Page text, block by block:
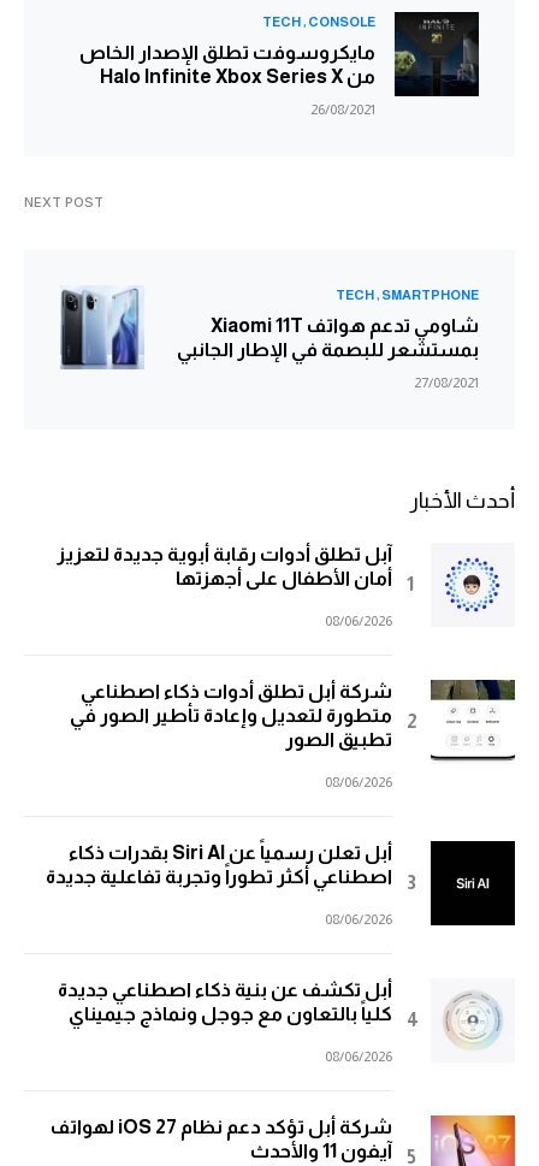
CONSOLE
TECH
مايكروسوفت تطلق الإصدار الخاص
من Halo Infinite Xbox Series X
26/08/2021
NEXT POST
SMARTPHONE
TECH
شاومي تدعم هواتف Xiaomi 11T
بمستشعر للبصمة في الإطار الجانبي
27/08/2021
أحدث الأخبار
آبل تطلق أدوات رقابة أبوية جديدة لتعزيز
أمان الأطفال على أجهزتها
08/06/2026
شركة أبل تطلق أدوات ذكاء اصطناعي
متطورة لتعديل وإعادة تأطير الصور في
تطبيق الصور
08/06/2026
أبل تعلن رسمياً عن Siri AI بقدرات ذكاء
اصطناعي أكثر تطوراً وتجربة تفاعلية جديدة
08/06/2026
أبل تكشف عن بنية ذكاء اصطناعي جديدة
كلياً بالتعاون مع جوجل ونماذج جيميناي
08/06/2026
شركة أبل تؤكد دعم نظام iOS 27 لهواتف
آيفون 11 والأحدث